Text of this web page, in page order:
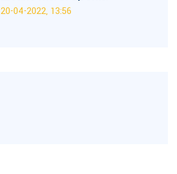
20-04-2022, 13:56